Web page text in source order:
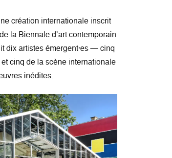
création internationale inscrit
la Biennale d’art contemporain
dix artistes émergent·es — cinq
cinq de la scène internationale
inédites.